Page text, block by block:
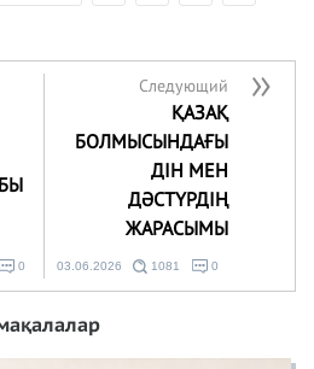
Следующий
ҚАЗАҚ
БОЛМЫСЫНДАҒЫ
ДІН МЕН
ДӘСТҮРДІҢ
ЖАРАСЫМЫ
0 03.06.2026 1081 0